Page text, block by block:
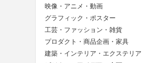
映像・アニメ・動画
グラフィック・ポスター
工芸・ファッション・雑貨
プロダクト・商品企画・家具
建築・インテリア・エクステリア